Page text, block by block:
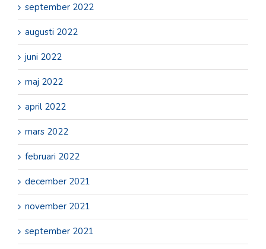
september 2022
augusti 2022
juni 2022
maj 2022
april 2022
mars 2022
februari 2022
december 2021
november 2021
september 2021